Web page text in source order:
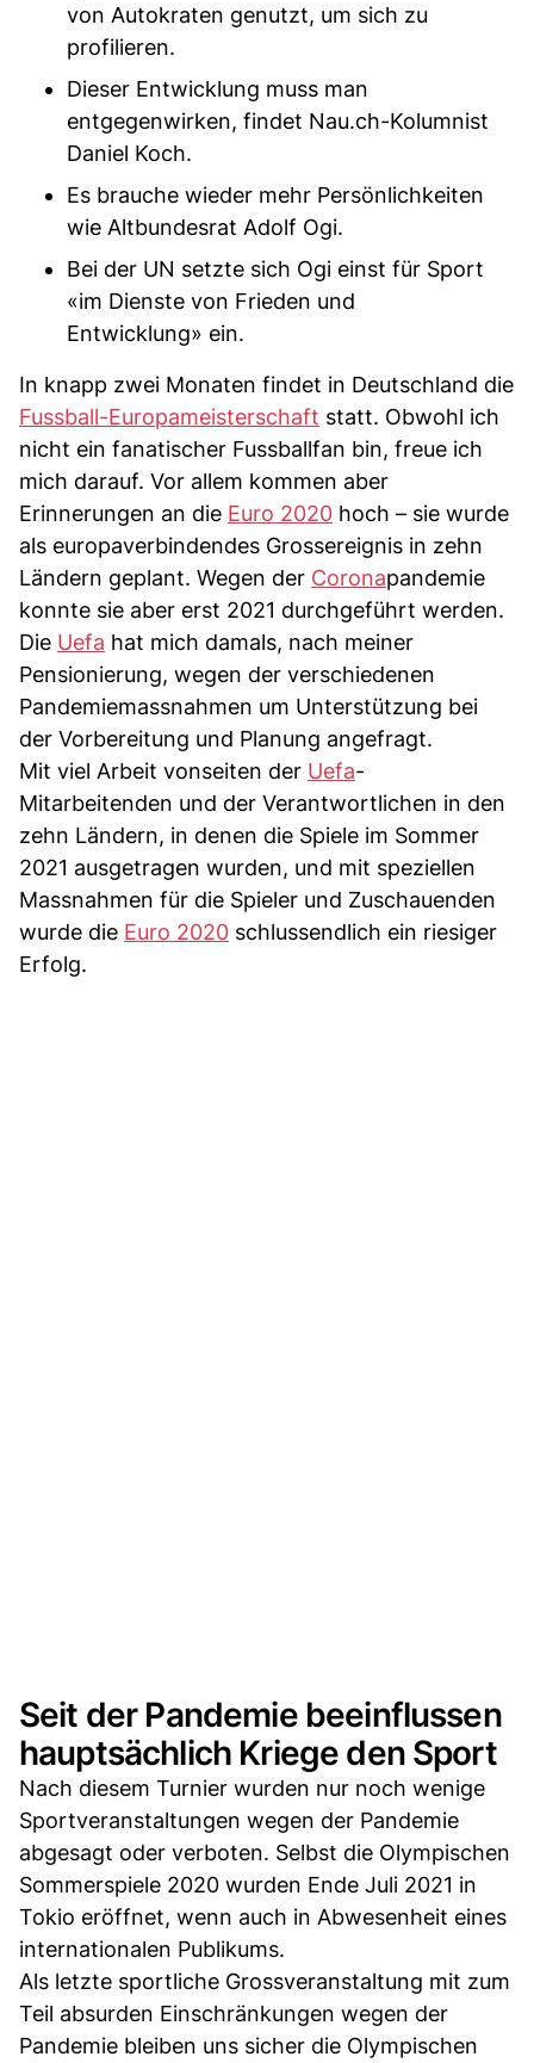
von Autokraten genutzt, um sich zu
profilieren.
Dieser Entwicklung muss man
entgegenwirken, findet Nau.ch-Kolumnist
Daniel Koch.
Es brauche wieder mehr Persönlichkeiten
wie Altbundesrat Adolf Ogi.
Bei der UN setzte sich Ogi einst für Sport
«im Dienste von Frieden und
Entwicklung» ein.
In knapp zwei Monaten findet in Deutschland die
Fussball-Europameisterschaft statt. Obwohl ich
nicht ein fanatischer Fussballfan bin, freue ich
mich darauf. Vor allem kommen aber
Erinnerungen an die Euro 2020 hoch – sie wurde
als europaverbindendes Grossereignis in zehn
Ländern geplant. Wegen der Coronapandemie
konnte sie aber erst 2021 durchgeführt werden.
Die Uefa hat mich damals, nach meiner
Pensionierung, wegen der verschiedenen
Pandemiemassnahmen um Unterstützung bei
der Vorbereitung und Planung angefragt.
Mit viel Arbeit vonseiten der Uefa-
Mitarbeitenden und der Verantwortlichen in den
zehn Ländern, in denen die Spiele im Sommer
2021 ausgetragen wurden, und mit speziellen
Massnahmen für die Spieler und Zuschauenden
wurde die Euro 2020 schlussendlich ein riesiger
Erfolg.
Seit der Pandemie beeinflussen
hauptsächlich Kriege den Sport
Nach diesem Turnier wurden nur noch wenige
Sportveranstaltungen wegen der Pandemie
abgesagt oder verboten. Selbst die Olympischen
Sommerspiele 2020 wurden Ende Juli 2021 in
Tokio eröffnet, wenn auch in Abwesenheit eines
internationalen Publikums.
Als letzte sportliche Grossveranstaltung mit zum
Teil absurden Einschränkungen wegen der
Pandemie bleiben uns sicher die Olympischen